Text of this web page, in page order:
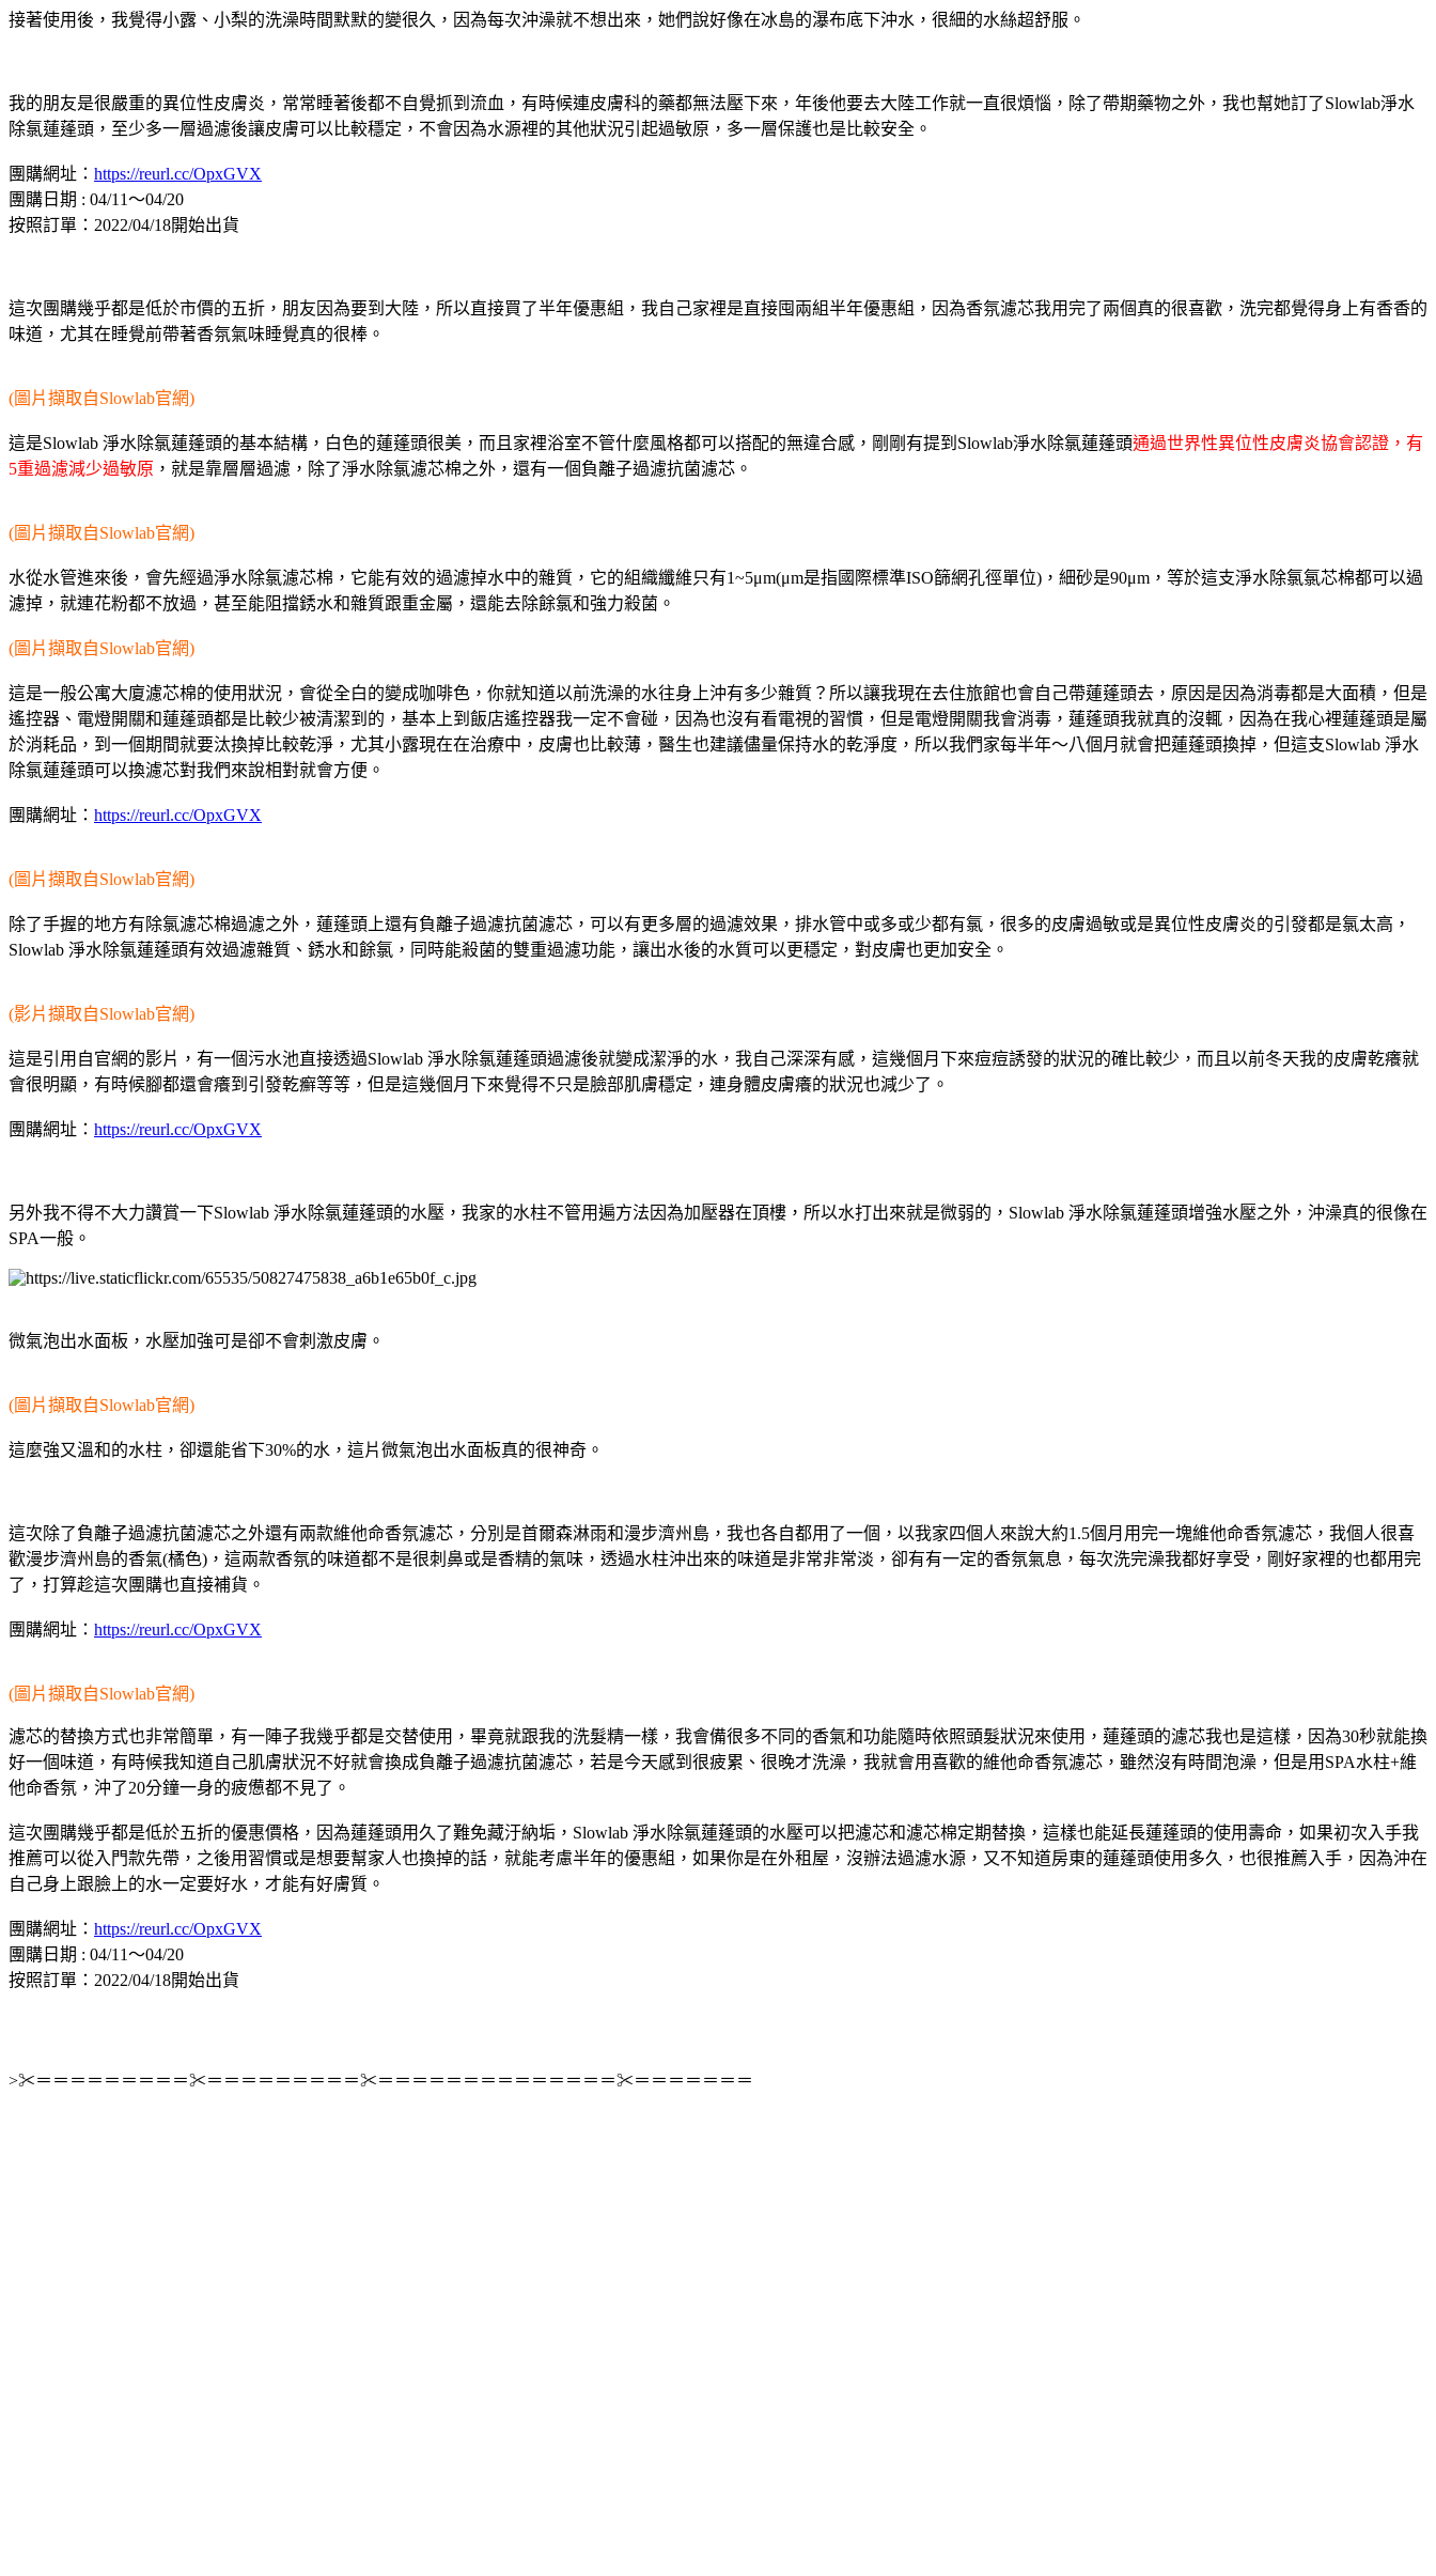
接著使用後，我覺得小露、小梨的洗澡時間默默的變很久，因為每次沖澡就不想出來，她們說好像在冰島的瀑布底下沖水，很細的水絲超舒服。
我的朋友是很嚴重的異位性皮膚炎，常常睡著後都不自覺抓到流血，有時候連皮膚科的藥都無法壓下來，年後他要去大陸工作就一直很煩惱，除了帶期藥物之外，我也幫她訂了Slowlab淨水
除氯蓮蓬頭，至少多一層過濾後讓皮膚可以比較穩定，不會因為水源裡的其他狀況引起過敏原，多一層保護也是比較安全。
團購網址： https://reurl.cc/OpxGVX
團購日期 : 04/11～04/20
按照訂單：2022/04/18開始出貨
這次團購幾乎都是低於市價的五折，朋友因為要到大陸，所以直接買了半年優惠組，我自己家裡是直接囤兩組半年優惠組，因為香氛濾芯我用完了兩個真的很喜歡，洗完都覺得身上有香香的
味道，尤其在睡覺前帶著香氛氣味睡覺真的很棒。
(圖片擷取自Slowlab官網)
這是Slowlab 淨水除氯蓮蓬頭的基本結構，白色的蓮蓬頭很美，而且家裡浴室不管什麼風格都可以搭配的無違合感，剛剛有提到Slowlab淨水除氯蓮蓬頭通過世界性異位性皮膚炎協會認證，有
5重過濾減少過敏原 ，就是靠層層過濾，除了淨水除氯濾芯棉之外，還有一個負離子過濾抗菌濾芯。
(圖片擷取自Slowlab官網)
水從水管進來後，會先經過淨水除氯濾芯棉，它能有效的過濾掉水中的雜質，它的組織纖維只有1~5μm(μm是指國際標準ISO篩網孔徑單位)，細砂是90μm ，等於這支淨水除氯氯芯棉都可以過
濾掉，就連花粉都不放過，甚至能阻擋銹水和雜質跟重金屬，還能去除餘氯和強力殺菌。
(圖片擷取自Slowlab官網)
這是一般公寓大廈濾芯棉的使用狀況，會從全白的變成咖啡色，你就知道以前洗澡的水往身上沖有多少雜質？所以讓我現在去住旅館也會自己帶蓮蓬頭去，原因是因為消毒都是大面積，但是
遙控器、電燈開關和蓮蓬頭都是比較少被清潔到的，基本上到飯店遙控器我一定不會碰，因為也沒有看電視的習慣，但是電燈開關我會消毒，蓮蓬頭我就真的沒輒，因為在我心裡蓮蓬頭是屬
於消耗品，到一個期間就要汰換掉比較乾淨，尤其小露現在在治療中，皮膚也比較薄，醫生也建議儘量保持水的乾淨度，所以我們家每半年～八個月就會把蓮蓬頭換掉，但這支Slowlab 淨水
除氯蓮蓬頭可以換濾芯對我們來說相對就會方便。
團購網址： https://reurl.cc/OpxGVX
(圖片擷取自Slowlab官網)
除了手握的地方有除氯濾芯棉過濾之外，蓮蓬頭上還有負離子過濾抗菌濾芯，可以有更多層的過濾效果，排水管中或多或少都有氯，很多的皮膚過敏或是異位性皮膚炎的引發都是氯太高，
Slowlab 淨水除氯蓮蓬頭有效過濾雜質、銹水和餘氯，同時能殺菌的雙重過濾功能，讓出水後的水質可以更穩定，對皮膚也更加安全。
(影片擷取自Slowlab官網)
這是引用自官網的影片，有一個污水池直接透過Slowlab 淨水除氯蓮蓬頭過濾後就變成潔淨的水，我自己深深有感，這幾個月下來痘痘誘發的狀況的確比較少，而且以前冬天我的皮膚乾癢就
會很明顯，有時候腳都還會癢到引發乾癬等等，但是這幾個月下來覺得不只是臉部肌膚穩定，連身體皮膚癢的狀況也減少了。
團購網址： https://reurl.cc/OpxGVX
另外我不得不大力讚賞一下Slowlab 淨水除氯蓮蓬頭的水壓，我家的水柱不管用遍方法因為加壓器在頂樓，所以水打出來就是微弱的，Slowlab 淨水除氯蓮蓬頭增強水壓之外，沖澡真的很像在
SPA一般。
微氣泡出水面板，水壓加強可是卻不會刺激皮膚。
(圖片擷取自Slowlab官網)
這麼強又溫和的水柱，卻還能省下30%的水，這片微氣泡出水面板真的很神奇。
這次除了負離子過濾抗菌濾芯之外還有兩款維他命香氛濾芯，分別是首爾森淋雨和漫步濟州島，我也各自都用了一個，以我家四個人來說大約1.5個月用完一塊維他命香氛濾芯，我個人很喜
歡漫步濟州島的香氣(橘色)，這兩款香氛的味道都不是很刺鼻或是香精的氣味，透過水柱沖出來的味道是非常非常淡，卻有有一定的香氛氣息，每次洗完澡我都好享受，剛好家裡的也都用完
了，打算趁這次團購也直接補貨。
團購網址： https://reurl.cc/OpxGVX
(圖片擷取自Slowlab官網)
濾芯的替換方式也非常簡單，有一陣子我幾乎都是交替使用，畢竟就跟我的洗髮精一樣，我會備很多不同的香氣和功能隨時依照頭髮狀況來使用，蓮蓬頭的濾芯我也是這樣，因為30秒就能換
好一個味道，有時候我知道自己肌膚狀況不好就會換成負離子過濾抗菌濾芯，若是今天感到很疲累、很晚才洗澡，我就會用喜歡的維他命香氛濾芯，雖然沒有時間泡澡，但是用SPA水柱+維
他命香氛，沖了20分鐘一身的疲憊都不見了。
這次團購幾乎都是低於五折的優惠價格，因為蓮蓬頭用久了難免藏汙納垢，Slowlab 淨水除氯蓮蓬頭的水壓可以把濾芯和濾芯棉定期替換，這樣也能延長蓮蓬頭的使用壽命，如果初次入手我
推薦可以從入門款先帶，之後用習慣或是想要幫家人也換掉的話，就能考慮半年的優惠組，如果你是在外租屋，沒辦法過濾水源，又不知道房東的蓮蓬頭使用多久，也很推薦入手，因為沖在
自己身上跟臉上的水一定要好水，才能有好膚質。
團購網址： https://reurl.cc/OpxGVX
團購日期 : 04/11～04/20
按照訂單：2022/04/18開始出貨
>✂＝＝＝＝＝＝＝＝＝✂＝＝＝＝＝＝＝＝＝✂＝＝＝＝＝＝＝＝＝＝＝＝＝＝✂＝＝＝＝＝＝＝